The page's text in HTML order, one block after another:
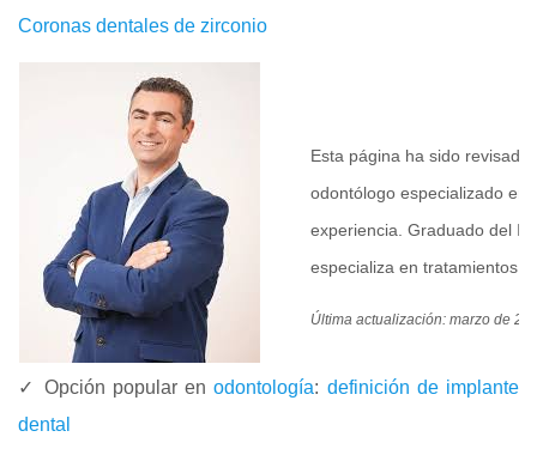
Coronas dentales de zirconio
Esta página ha sido
odontólogo especializado en
experiencia. Graduado del
especializa en tratamientos
Última actualización: marzo de
✓ Opción popular enodontología: definición de implante
dental